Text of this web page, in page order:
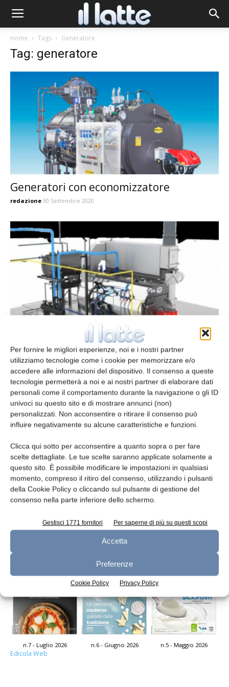
Per fornire le migliori esperienze, noi e i nostri partner
utilizziamo tecnologie come i cookie per memorizzare e/o
accedere alle informazioni del dispositivo. Il consenso a queste
tecnologie permetterà a noi e ai nostri partner di elaborare dati
personali come il comportamento durante la navigazione o gli ID
univoci su questo sito e di mostrare annunci (non)
personalizzati. Non acconsentire o ritirare il consenso può
influire negativamente su alcune caratteristiche e funzioni.
Clicca qui sotto per acconsentire a quanto sopra o per fare
scelte dettagliate. Le tue scelte saranno applicate solamente a
questo sito. È possibile modificare le impostazioni in qualsiasi
momento, compreso il ritiro del consenso, utilizzando i pulsanti
della Cookie Policy o cliccando sul pulsante di gestione del
consenso nella parte inferiore dello schermo.
Gestisci 1771 fornitori Per saperne di più su questi scopi
Accetta
Preferenze
Cookie Policy Privacy Policy
Home Tags Generatore
Tag: generatore
Generatori con economizzatore
redazione 30 Settembre 2020
Generatori d’acqua calda
redazione 5 Settembre 2015
Generatori di vapore a legna
Redazione 9 Gennaio 2014
Leggi la rivista
n.7 - Luglio 2026 n.6 - Giugno 2026 n.5 - Maggio 2026
Edicola Web